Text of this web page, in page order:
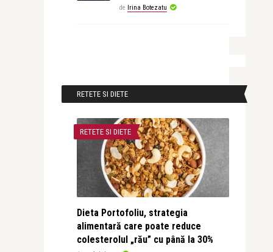
de Irina Botezatu
RETETE SI DIETE
RETETE SI DIETE
Dieta Portofoliu, strategia
alimentară care poate reduce
colesterolul „rău” cu până la 30%